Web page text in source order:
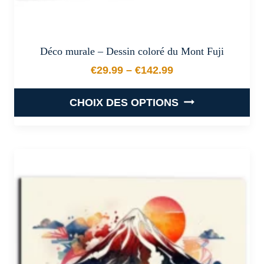
Déco murale – Dessin coloré du Mont Fuji
€29.99 – €142.99
Plage de prix : €29.99 à
CHOIX DES OPTIONS
Les
options
peuvent
être